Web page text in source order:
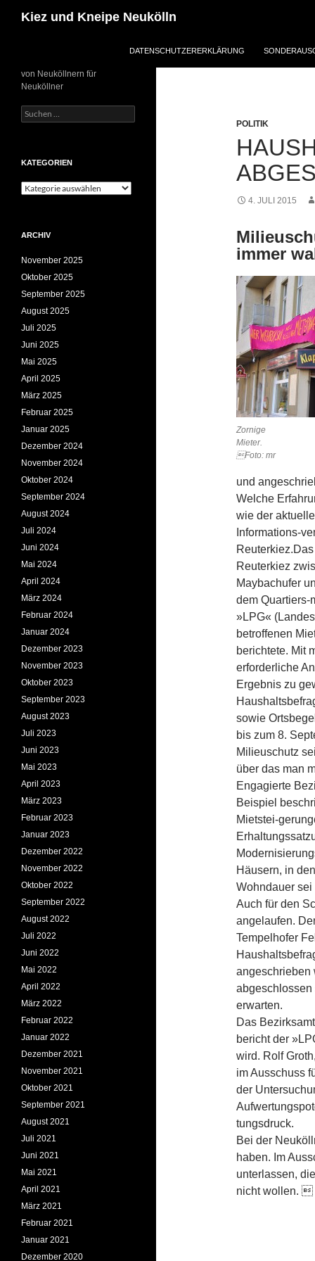
Inhalt
Kiez und Kneipe Neukölln
DATENSCHUTZERERKLÄRUNG
POLITIK
4. JULI 2015
immer
Zornige
Foto: mr
und
Welche
wie der
Informations-
Reuterkiez.
Reuterkiez
Maybachufer
dem Quartiers-
»LPG«
betroffenen
berichtete. Mit
erforderliche
Ergebnis zu
sowie
bis zum 8.
Milieuschutz
über das man
Engagierte
Beispiel
Mietstei-
Häusern, in
Wohndauer
Auch für den
angelaufen.
Tempelhofer
angeschrieben
abgeschlossen
erwarten.
Das
bericht der
wird. Rolf
im Ausschuss
der
tungsdruck.
Bei der
haben. Im
unterlassen,
nicht wollen. 
von Neuköllnern für
Neuköllner
Suchen
nach:
KATEGORIEN
Kategorien
ARCHIV
November 2025
Oktober 2025
September 2025
August 2025
Juli 2025
Juni 2025
Mai 2025
April 2025
März 2025
Februar 2025
Januar 2025
Dezember 2024
November 2024
Oktober 2024
September 2024
August 2024
Juli 2024
Juni 2024
Mai 2024
April 2024
März 2024
Februar 2024
Januar 2024
Dezember 2023
November 2023
Oktober 2023
September 2023
August 2023
Juli 2023
Juni 2023
Mai 2023
April 2023
März 2023
Februar 2023
Januar 2023
Dezember 2022
November 2022
Oktober 2022
September 2022
August 2022
Juli 2022
Juni 2022
Mai 2022
April 2022
März 2022
Februar 2022
Januar 2022
Dezember 2021
November 2021
Oktober 2021
September 2021
August 2021
Juli 2021
Juni 2021
Mai 2021
April 2021
März 2021
Februar 2021
Januar 2021
Dezember 2020